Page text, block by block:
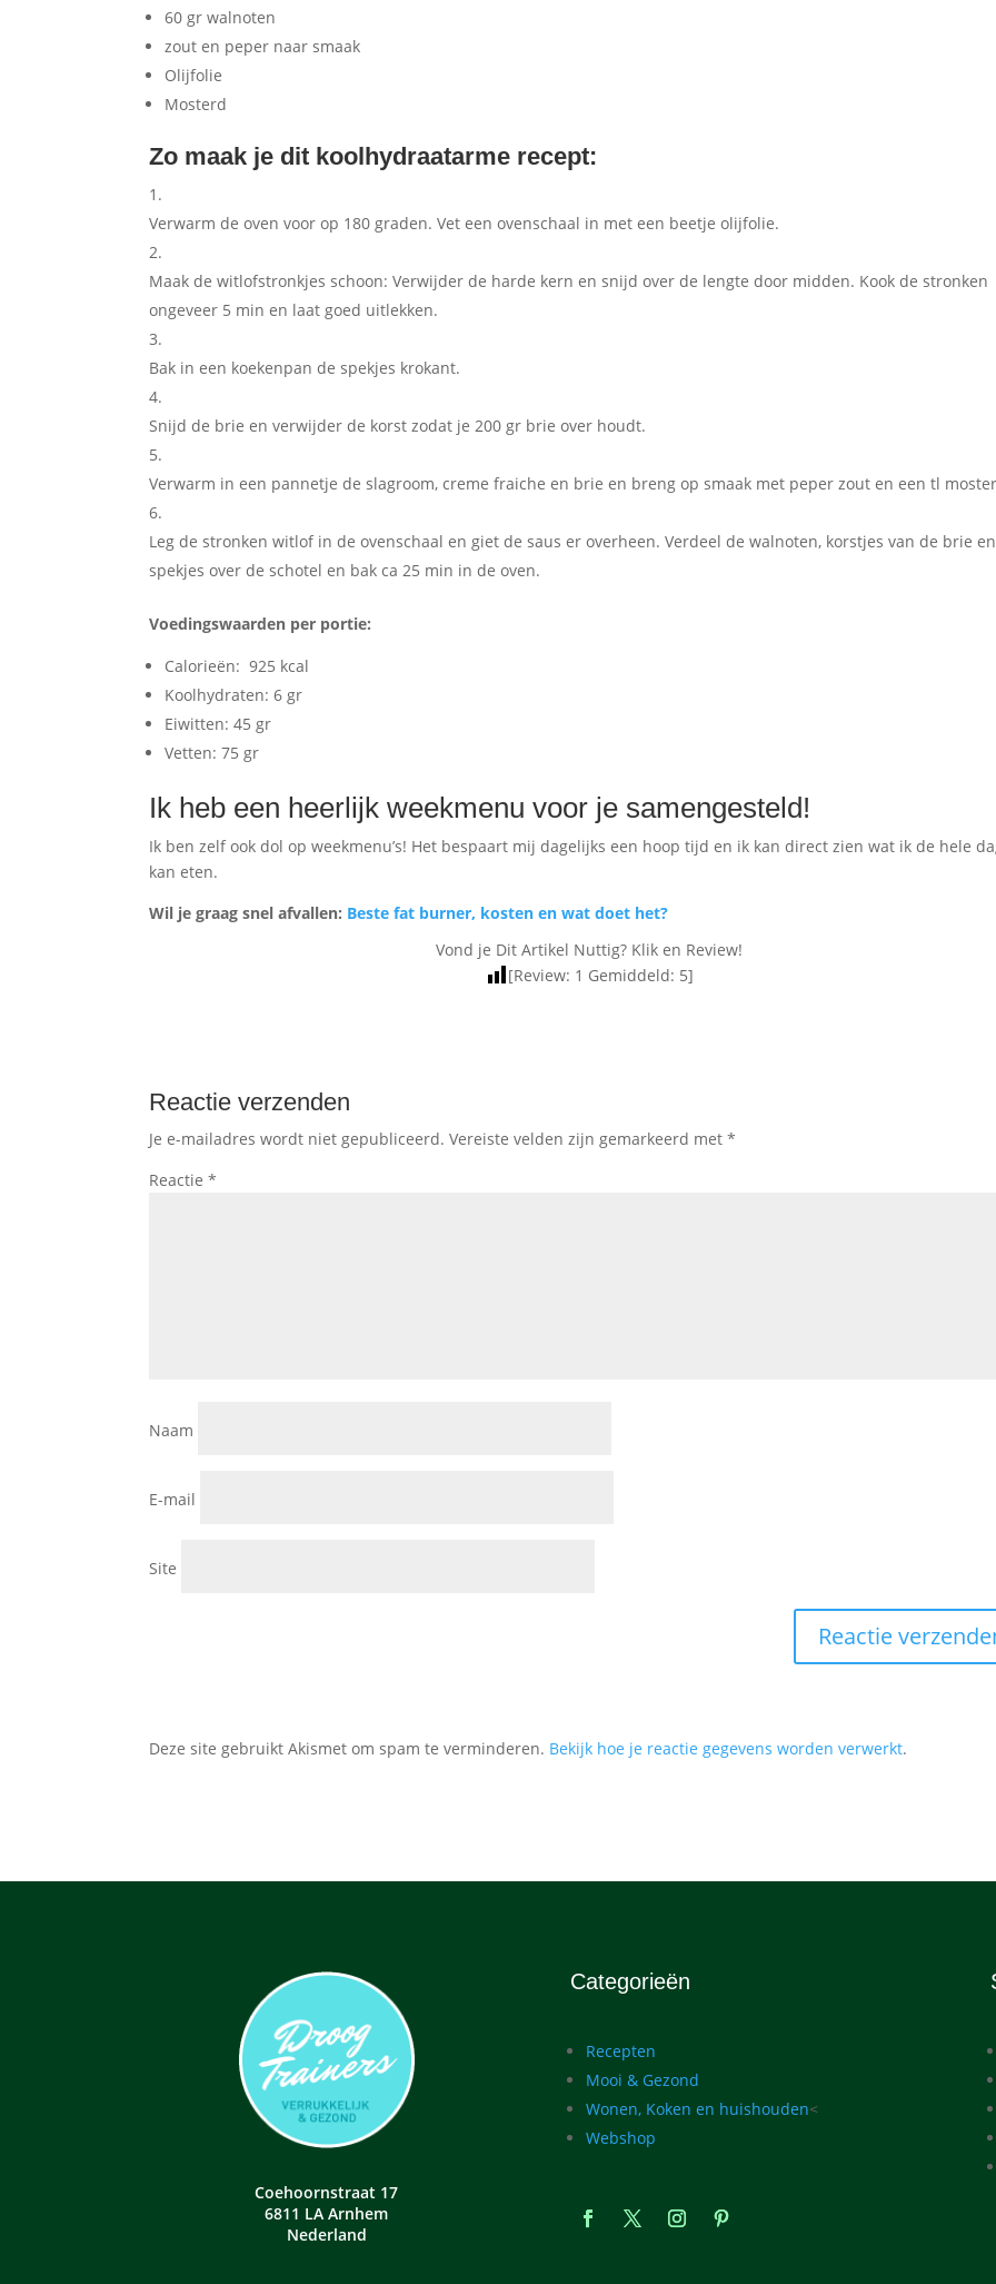
60 gr walnoten
zout en peper naar smaak
Olijfolie
Mosterd
Zo maak je dit koolhydraatarme recept:
Verwarm de oven voor op 180 graden. Vet een ovenschaal in met een beetje olijfolie.
Maak de witlofstronkjes schoon: Verwijder de harde kern en snijd over de lengte door midden. Kook de stronken
ongeveer 5 min en laat goed uitlekken.
Bak in een koekenpan de spekjes krokant.
Snijd de brie en verwijder de korst zodat je 200 gr brie over houdt.
Verwarm in een pannetje de slagroom, creme fraiche en brie en breng op smaak met peper zout en een tl
Leg de stronken witlof in de ovenschaal en giet de saus er overheen. Verdeel de walnoten, korstjes van de brie
spekjes over de schotel en bak ca 25 min in de oven.
Voedingswaarden per portie:
Calorieën: 925 kcal
Koolhydraten: 6 gr
Eiwitten: 45 gr
Vetten: 75 gr
Ik heb een heerlijk weekmenu voor je samengesteld!
Ik ben zelf ook dol op weekmenu’s! Het bespaart mij dagelijks een hoop tijd en ik kan direct zien wat ik de hele
kan eten.
Wil je graag snel afvallen: Beste fat burner, kosten en wat doet het?
Vond je Dit Artikel Nuttig? Klik en Review!
[Review: 1 Gemiddeld: 5]
Reactie verzenden
Je e-mailadres wordt niet gepubliceerd. Vereiste velden zijn gemarkeerd met*
Reactie*
Naam
E-mail
Site
Deze site gebruikt Akismet om spam te verminderen. Bekijk hoe je reactie gegevens worden verwerkt.
Coehoornstraat 17
6811 LA Arnhem
Nederland
Categorieën
Recepten
Mooi & Gezond
Wonen, Koken en huishouden<
Webshop